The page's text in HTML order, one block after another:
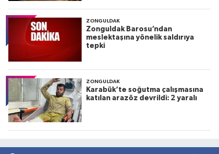
ZONGULDAK
Zonguldak Barosu’ndan
meslektaşına yönelik saldırıya
tepki
ZONGULDAK
Karabük’te soğutma çalışmasına
katılan arazöz devrildi: 2 yaralı